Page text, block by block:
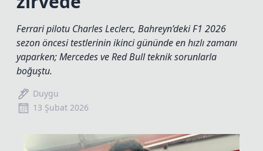
Ferrari pilotu Charles Leclerc, Bahreyn’deki F1 2026
sezon öncesi testlerinin ikinci gününde en hızlı zamanı
yaparken; Mercedes ve Red Bull teknik sorunlarla
boğuştu.
Duygu
13 Şubat 2026